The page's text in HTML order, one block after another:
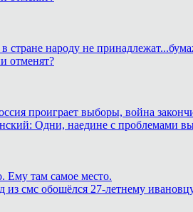
стране народу не
отменят?
проиграет выборы, война
Одни, наедине с проблемами вы
Ему там самое место.
смс обошёлся 27-летнему